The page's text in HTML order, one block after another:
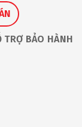
TRỢ BẢO HÀNH